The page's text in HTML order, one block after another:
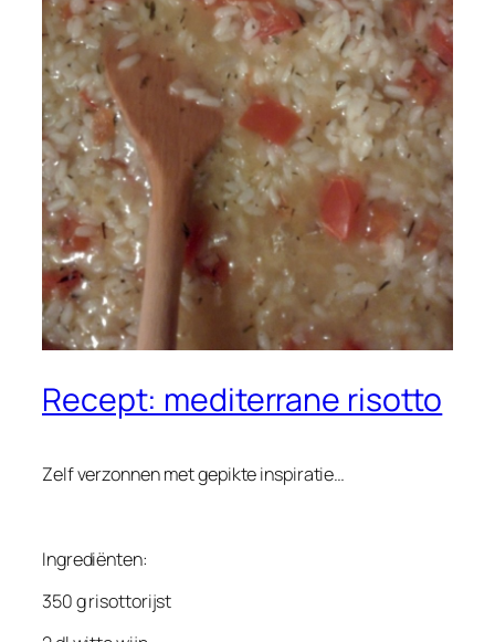
Recept: mediterrane risotto
Zelf verzonnen met gepikte inspiratie…
Ingrediënten:
350 g risottorijst